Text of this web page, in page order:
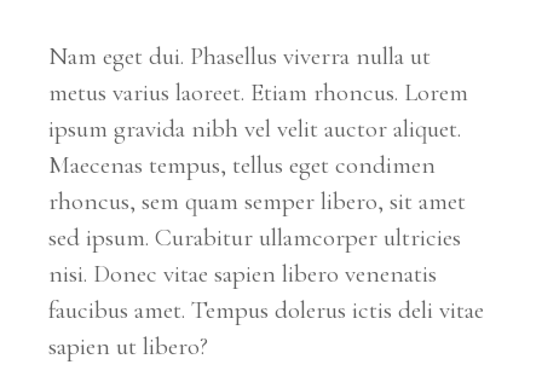
Nam eget dui. Phasellus viverra nulla ut
metus varius laoreet. Etiam rhoncus. Lorem
ipsum gravida nibh vel velit auctor aliquet.
Maecenas tempus, tellus eget condimen
rhoncus, sem quam semper libero, sit amet
sed ipsum. Curabitur ullamcorper ultricies
nisi. Donec vitae sapien libero venenatis
faucibus amet. Tempus dolerus ictis deli vitae
sapien ut libero?